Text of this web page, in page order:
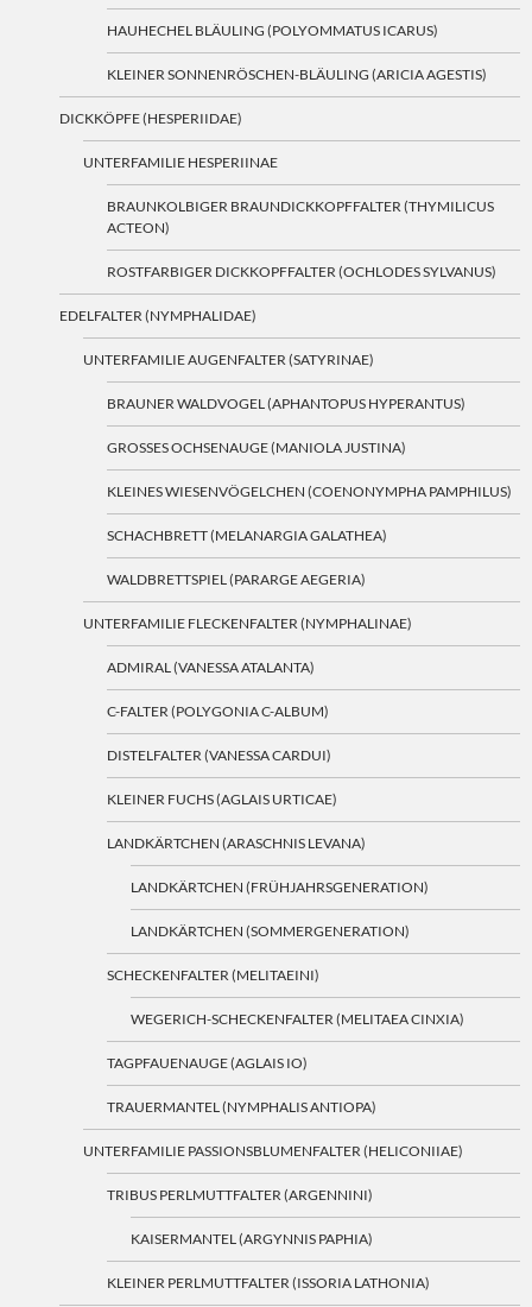
HAUHECHEL BLÄULING (POLYOMMATUS ICARUS)
KLEINER SONNENRÖSCHEN-BLÄULING (ARICIA AGESTIS)
DICKKÖPFE (HESPERIIDAE)
UNTERFAMILIE HESPERIINAE
BRAUNKOLBIGER BRAUNDICKKOPFFALTER (THYMILICUS
ACTEON)
ROSTFARBIGER DICKKOPFFALTER (OCHLODES SYLVANUS)
EDELFALTER (NYMPHALIDAE)
UNTERFAMILIE AUGENFALTER (SATYRINAE)
BRAUNER WALDVOGEL (APHANTOPUS HYPERANTUS)
GROSSES OCHSENAUGE (MANIOLA JUSTINA)
KLEINES WIESENVÖGELCHEN (COENONYMPHA PAMPHILUS)
SCHACHBRETT (MELANARGIA GALATHEA)
WALDBRETTSPIEL (PARARGE AEGERIA)
UNTERFAMILIE FLECKENFALTER (NYMPHALINAE)
ADMIRAL (VANESSA ATALANTA)
C-FALTER (POLYGONIA C-ALBUM)
DISTELFALTER (VANESSA CARDUI)
KLEINER FUCHS (AGLAIS URTICAE)
LANDKÄRTCHEN (ARASCHNIS LEVANA)
LANDKÄRTCHEN (FRÜHJAHRSGENERATION)
LANDKÄRTCHEN (SOMMERGENERATION)
SCHECKENFALTER (MELITAEINI)
WEGERICH-SCHECKENFALTER (MELITAEA CINXIA)
TAGPFAUENAUGE (AGLAIS IO)
TRAUERMANTEL (NYMPHALIS ANTIOPA)
UNTERFAMILIE PASSIONSBLUMENFALTER (HELICONIIAE)
TRIBUS PERLMUTTFALTER (ARGENNINI)
KAISERMANTEL (ARGYNNIS PAPHIA)
KLEINER PERLMUTTFALTER (ISSORIA LATHONIA)